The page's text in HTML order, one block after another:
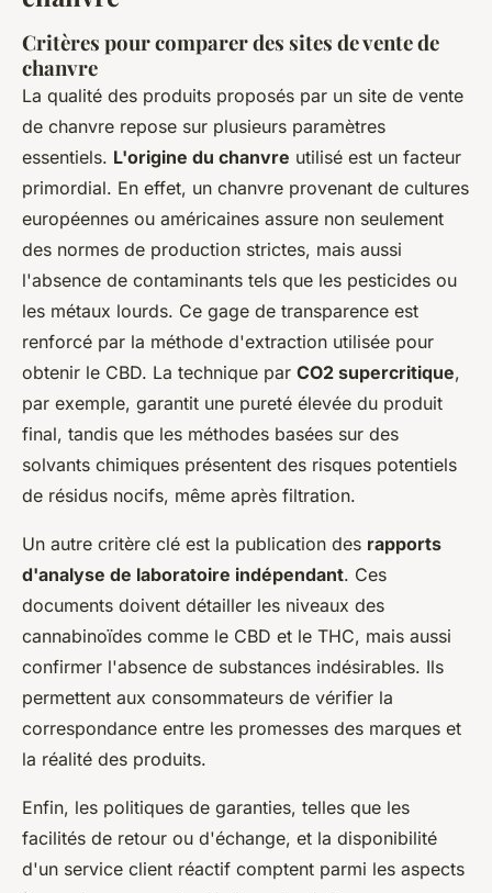
Critères pour comparer des sites de vente de
chanvre
La qualité des produits proposés par un site de vente
de chanvre repose sur plusieurs paramètres
essentiels. L'origine du chanvre utilisé est un facteur
primordial. En effet, un chanvre provenant de cultures
européennes ou américaines assure non seulement
des normes de production strictes, mais aussi
l'absence de contaminants tels que les pesticides ou
les métaux lourds. Ce gage de transparence est
renforcé par la méthode d'extraction utilisée pour
obtenir le CBD. La technique par CO2 supercritique,
par exemple, garantit une pureté élevée du produit
final, tandis que les méthodes basées sur des
solvants chimiques présentent des risques potentiels
de résidus nocifs, même après filtration.
Un autre critère clé est la publication des rapports
d'analyse de laboratoire indépendant. Ces
documents doivent détailler les niveaux des
cannabinoïdes comme le CBD et le THC, mais aussi
confirmer l'absence de substances indésirables. Ils
permettent aux consommateurs de vérifier la
correspondance entre les promesses des marques et
la réalité des produits.
Enfin, les politiques de garanties, telles que les
facilités de retour ou d'échange, et la disponibilité
d'un service client réactif comptent parmi les aspects